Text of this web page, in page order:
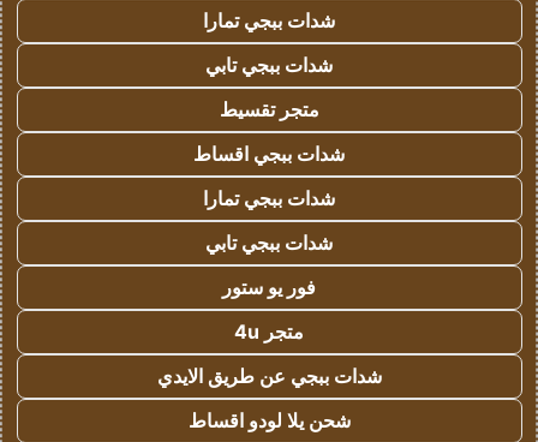
شدات ببجي تمارا
شدات ببجي تابي
متجر تقسيط
شدات ببجي اقساط
شدات ببجي تمارا
شدات ببجي تابي
فور يو ستور
متجر 4u
شدات ببجي عن طريق الايدي
شحن يلا لودو اقساط